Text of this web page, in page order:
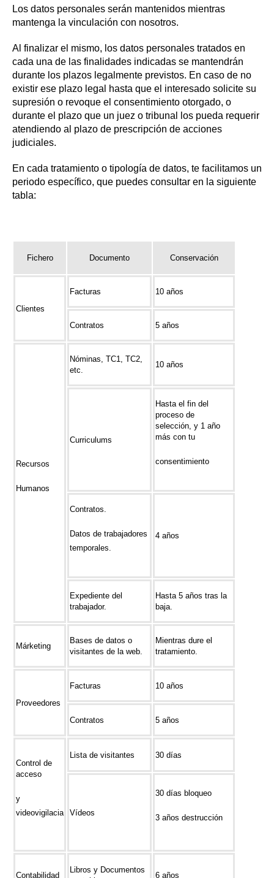
Los datos personales serán mantenidos mientras
mantenga la vinculación con nosotros.
Al finalizar el mismo, los datos personales tratados en
cada una de las finalidades indicadas se mantendrán
durante los plazos legalmente previstos. En caso de no
existir ese plazo legal hasta que el interesado solicite su
supresión o revoque el consentimiento otorgado, o
durante el plazo que un juez o tribunal los pueda requerir
atendiendo al plazo de prescripción de acciones
judiciales.
En cada tratamiento o tipología de datos, te facilitamos un
periodo específico, que puedes consultar en la siguiente
tabla:
Fichero Documento Conservación
Clientes
Facturas 10 años
Contratos 5 años
Recursos
Humanos
Nóminas, TC1, TC2,
etc.
10 años
Curriculums
Hasta el fin del
proceso de
selección, y 1 año
más con tu
consentimiento
Contratos.
Datos de trabajadores
temporales.
4 años
Expediente del
trabajador.
Hasta 5 años tras la
baja.
Márketing
Bases de datos o
visitantes de la web.
Mientras dure el
tratamiento.
Proveedores
Facturas 10 años
Contratos 5 años
Control de
acceso
y
videovigilacia
Lista de visitantes 30 días
Vídeos
30 días bloqueo
3 años destrucción
Contabilidad
Libros y Documentos
6 años